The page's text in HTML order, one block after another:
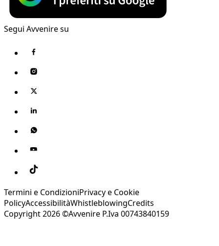
Segui Avvenire su
Termini e CondizioniPrivacy e Cookie
PolicyAccessibilitàWhistleblowingCredits
Copyright 2026 ©Avvenire P.Iva 00743840159